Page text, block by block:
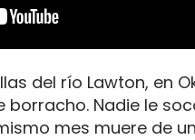
del río Lawton, en
Nadie le
mes muere de